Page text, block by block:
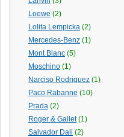
Loewe (2)
Lolita Lempicka (2)
Mercedes-Benz (1)
Mont Blanc (5)
Moschino (1)
Narciso Rodriguez (1)
Paco Rabanne (10)
Prada (2)
Roger & Gallet (1)
Salvador Dali (2)